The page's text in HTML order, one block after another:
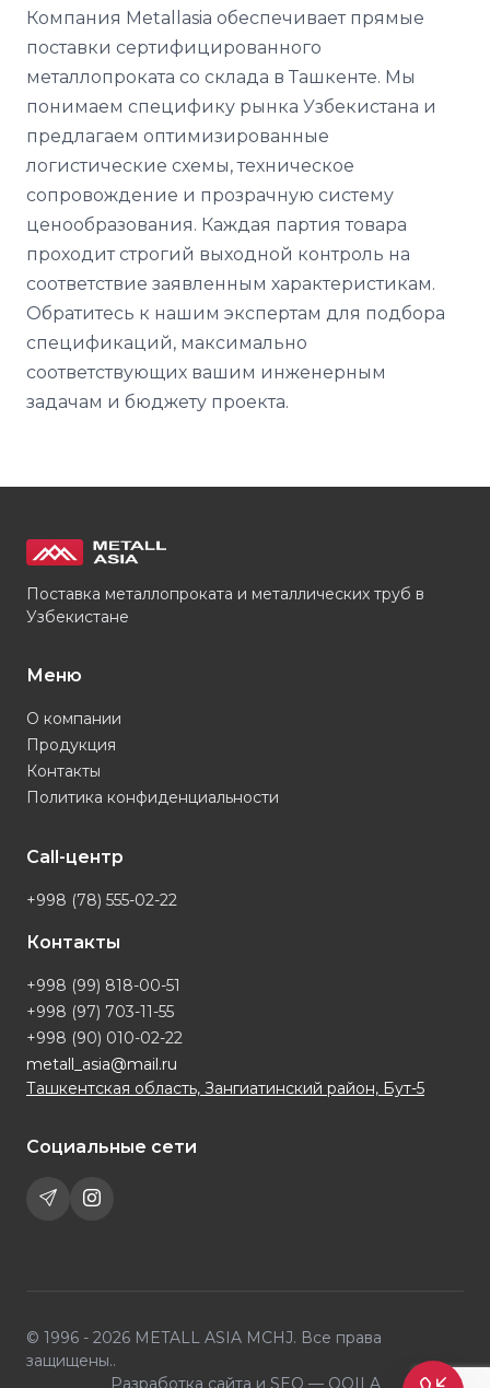
Компания Metallasia обеспечивает прямые
поставки сертифицированного
металлопроката со склада в Ташкенте. Мы
понимаем специфику рынка Узбекистана и
предлагаем оптимизированные
логистические схемы, техническое
сопровождение и прозрачную систему
ценообразования. Каждая партия товара
проходит строгий выходной контроль на
соответствие заявленным характеристикам.
Обратитесь к нашим экспертам для подбора
спецификаций, максимально
соответствующих вашим инженерным
задачам и бюджету проекта.
Поставка металлопроката и металлических труб в
Узбекистане
Меню
О компании
Продукция
Контакты
Политика конфиденциальности
Call-центр
+998 (78) 555-02-22
Контакты
+998 (99) 818-00-51
+998 (97) 703-11-55
+998 (90) 010-02-22
metall_asia@mail.ru
Ташкентская область, Зангиатинский район, Бут-5
Социальные сети
© 1996 - 2026 METALL ASIA MCHJ. Все права
защищены..
Разработка сайта и SEO — OQILA